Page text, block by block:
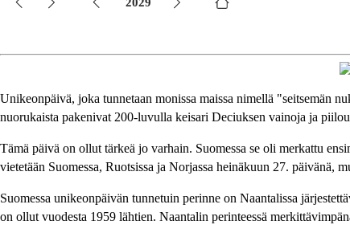
Unikeonpäivä, joka tunnetaan monissa maissa nimellä "seitsemän
nuorukaista pakenivat 200-luvulla keisari Deciuksen vainoja ja
Tämä päivä on ollut tärkeä jo varhain. Suomessa se oli merkattu
vietetään Suomessa, Ruotsissa ja Norjassa heinäkuun 27. päivänä,
Suomessa unikeonpäivän tunnetuin perinne on Naantalissa
on ollut vuodesta 1959 lähtien. Naantalin perinteessä